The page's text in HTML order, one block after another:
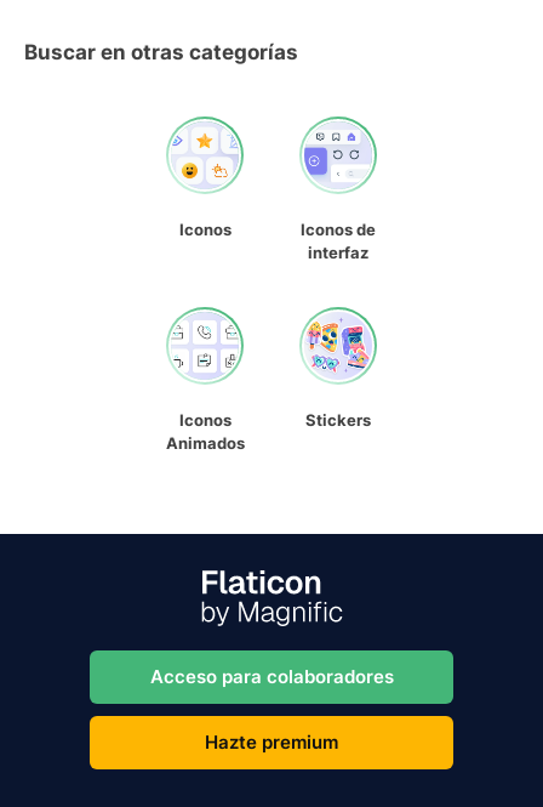
Buscar en otras categorías
Iconos
Iconos de
interfaz
Iconos
Animados
Stickers
Acceso para colaboradores
Hazte premium